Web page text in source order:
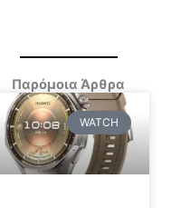
Παρόμοια Άρθρα
WATCH